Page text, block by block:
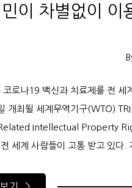
이 차별없이 이
코로나19 백신과 치료제를 전 세
개최될 세계무역기구(WTO)
Intellectual Property
세계 사람들이 고통 받고 있다